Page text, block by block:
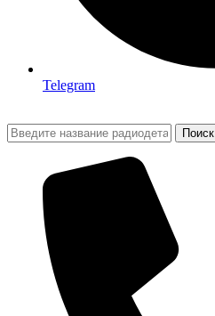
Telegram
Поиск